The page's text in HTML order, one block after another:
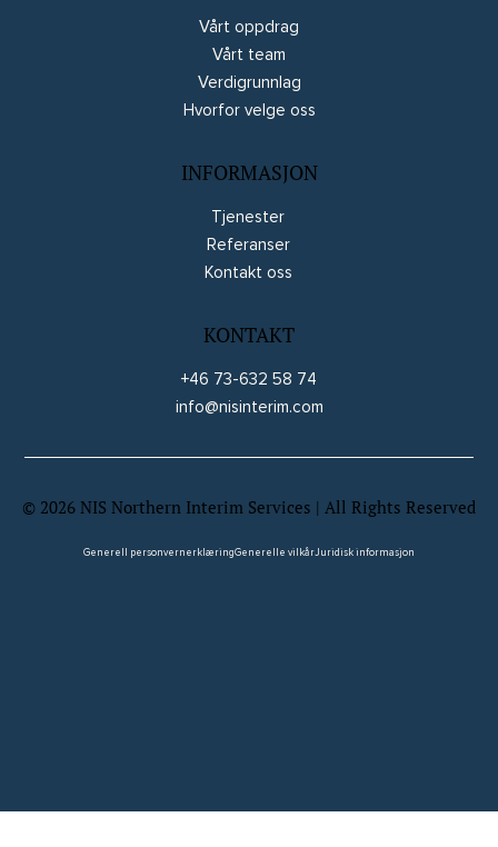
© 2026 NIS Northern Interim Services | All Rights Reserved
Generell personvernerklæringGenerelle vilkårJuridisk informasjon
Vårt oppdrag
Vårt team
Verdigrunnlag
Hvorfor velge oss
INFORMASJON
Tjenester
Referanser
Kontakt oss
KONTAKT
+46 73-632 58 74
info@nisinterim.com